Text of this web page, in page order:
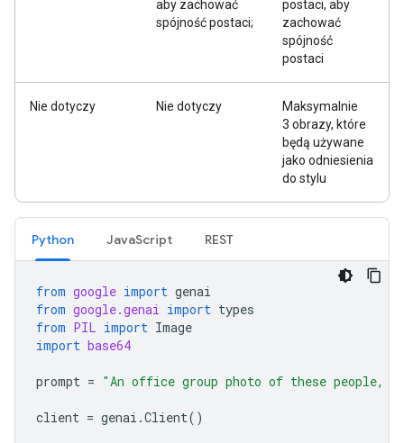
aby zachować
spójność postaci;
postaci, aby
zachować
spójność
postaci
Nie dotyczy Nie dotyczy
Maksymalnie
3 obrazy, które
będą używane
jako odniesienia
do stylu
Python JavaScript REST
from google import genai
from google.genai import types
from PIL import Image
import base64
prompt = "An office group photo of these people,
client = genai .Client()